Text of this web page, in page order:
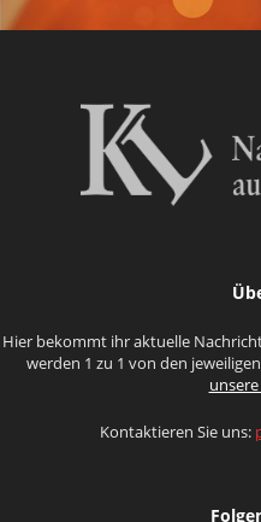
Hier bekommt ihr aktuelle
werden 1 zu 1 von den
Kontaktieren Sie uns: